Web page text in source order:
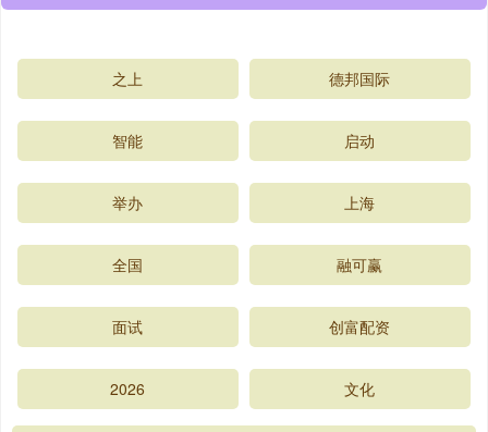
之上 德邦国际
智能 启动
举办 上海
全国 融可赢
面试 创富配资
2026 文化